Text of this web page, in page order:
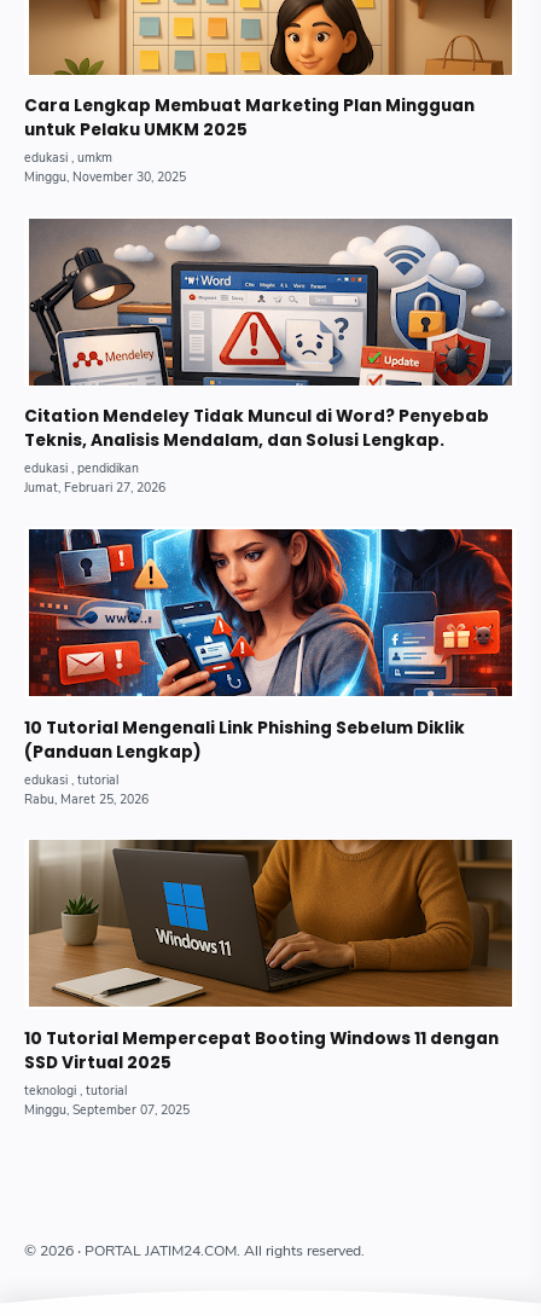
Cara Lengkap Membuat Marketing Plan Mingguan
untuk Pelaku UMKM 2025
Citation Mendeley Tidak Muncul di Word? Penyebab
Teknis, Analisis Mendalam, dan Solusi Lengkap.
10 Tutorial Mengenali Link Phishing Sebelum Diklik
(Panduan Lengkap)
10 Tutorial Mempercepat Booting Windows 11 dengan
SSD Virtual 2025
© 2026 ‧ PORTAL JATIM24.COM. All rights reserved.